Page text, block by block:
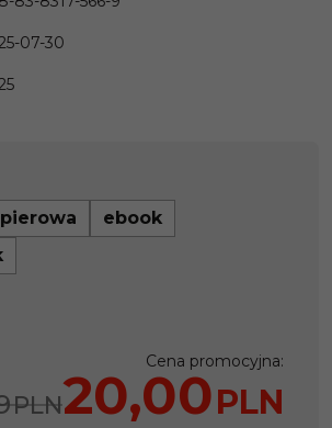
07-30
ebook
Cena promocyjna:
PLN20,00PLN